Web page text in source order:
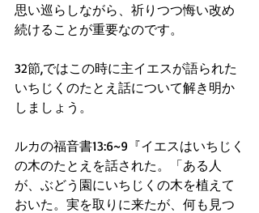
思い巡らしながら、祈りつつ悔い改め
続けることが重要なのです。
32節,ではこの時に主イエスが語られた
いちじくのたとえ話について解き明か
しましょう。
ルカの福音書13:6~9『イエスはいちじく
の木のたとえを話された。「ある人
が、ぶどう園にいちじくの木を植えて
おいた。実を取りに来たが、何も見つ